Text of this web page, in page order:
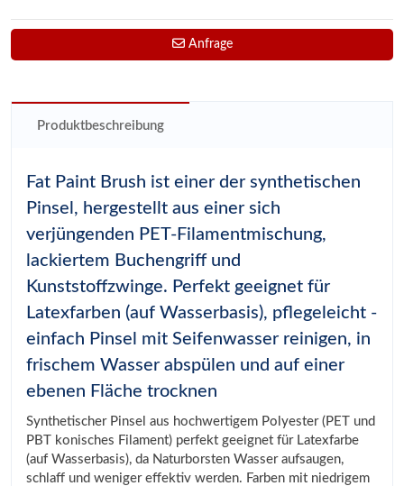
Anfrage
Produktbeschreibung
Fat Paint Brush ist einer der synthetischen
Pinsel, hergestellt aus einer sich
verjüngenden PET-Filamentmischung,
lackiertem Buchengriff und
Kunststoffzwinge. Perfekt geeignet für
Latexfarben (auf Wasserbasis), pflegeleicht -
einfach Pinsel mit Seifenwasser reinigen, in
frischem Wasser abspülen und auf einer
ebenen Fläche trocknen
Synthetischer Pinsel aus hochwertigem Polyester (PET und
PBT konisches Filament) perfekt geeignet für Latexfarbe
(auf Wasserbasis), da Naturborsten Wasser aufsaugen,
schlaff und weniger effektiv werden. Farben mit niedrigem